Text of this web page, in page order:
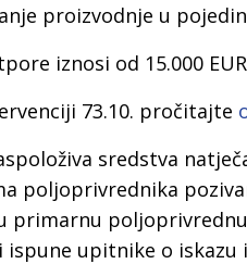
proizvodnje u
iznosi od 15.000 EUR
73.10. pročitajte
sredstva
poljoprivrednika
primarnu
ispune upitnike o